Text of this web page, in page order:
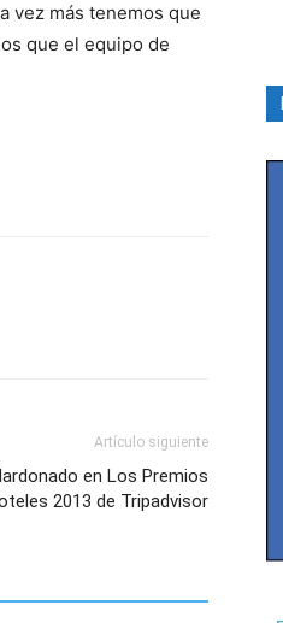
vez más tenemos que
que el equipo de
Artículo siguiente
en Los Premios
2013 de Tripadvisor